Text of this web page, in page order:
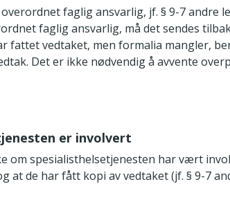
faglig ansvarlig, jf. § 9-7 andre
faglig ansvarlig, må det sendes
fattet vedtaket, men formalia mangler,
Det er ikke nødvendig å avvente
er involvert
om spesialisthelsetjenesten har vært
at de har fått kopi av vedtaket (jf. § 9-7